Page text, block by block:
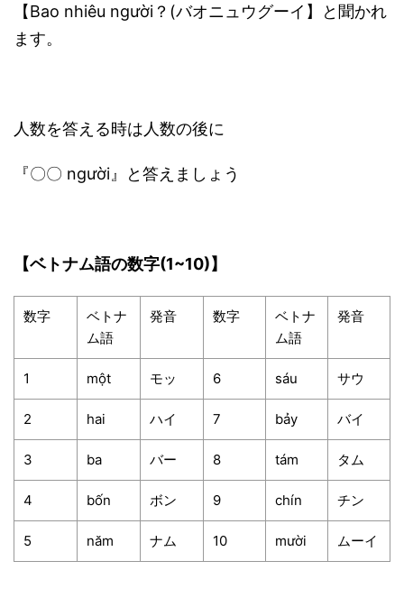
【Bao nhiêu người？(バオニュウグーイ】と聞かれ
ます。
人数を答える時は人数の後に
『〇〇 người』と答えましょう
【ベトナム語の数字(1~10)】
数字
ベトナ
ム語
発音 数字
ベトナ
ム語
発音
1 một モッ 6 sáu サウ
2 hai ハイ 7 bảy バイ
3 ba バー 8 tám タム
4 bốn ボン 9 chín チン
5 năm ナム 10 mười ムーイ